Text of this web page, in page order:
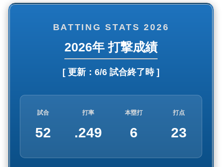
BATTING STATS 2026
2026年 打撃成績
[ 更新： 6/6 試合終了時]
試合
52
打率
.249
本塁打
6
打点
23